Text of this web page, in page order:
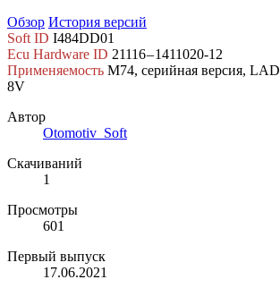
Обзор История версий
Soft ID I484DD01
Ecu Hardware ID 21116 – 1411020-12
Применяемость M74, серийная версия,
8V
Автор
Otomotiv_Soft
Скачиваний
1
Просмотры
601
Первый выпуск
17.06.2021